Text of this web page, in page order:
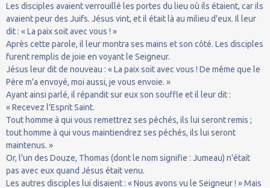
Les disciples avaient verrouillé les portes du lieu où ils étaient, car ils
avaient peur des Juifs. Jésus vint, et il était là au milieu d'eux. Il leur
dit : « La paix soit avec vous ! »
Après cette parole, il leur montra ses mains et son côté. Les disciples
furent remplis de joie en voyant le Seigneur.
Jésus leur dit de nouveau : « La paix soit avec vous ! De même que le
Père m'a envoyé, moi aussi, je vous envoie. »
Ayant ainsi parlé, il répandit sur eux son souffle et il leur dit :
« Recevez l'Esprit Saint.
Tout homme à qui vous remettrez ses péchés, ils lui seront remis ;
tout homme à qui vous maintiendrez ses péchés, ils lui seront
maintenus. »
Or, l'un des Douze, Thomas (dont le nom signifie : Jumeau) n'était
pas avec eux quand Jésus était venu.
Les autres disciples lui disaient : « Nous avons vu le Seigneur ! » Mais